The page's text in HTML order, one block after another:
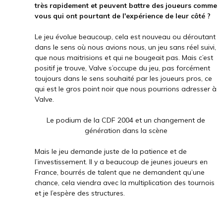
très rapidement et peuvent battre des joueurs comme
vous qui ont pourtant de l'expérience de leur côté ?
Le jeu évolue beaucoup, cela est nouveau ou déroutant
dans le sens où nous avions nous, un jeu sans réel suivi,
que nous maitrisions et qui ne bougeait pas. Mais c’est
positif je trouve, Valve s’occupe du jeu, pas forcément
toujours dans le sens souhaité par les joueurs pros, ce
qui est le gros point noir que nous pourrions adresser à
Valve.
Le podium de la CDF 2004 et un changement de
génération dans la scène
Mais le jeu demande juste de la patience et de
l’investissement. Il y a beaucoup de jeunes joueurs en
France, bourrés de talent que ne demandent qu’une
chance, cela viendra avec la multiplication des tournois
et je l’espère des structures.